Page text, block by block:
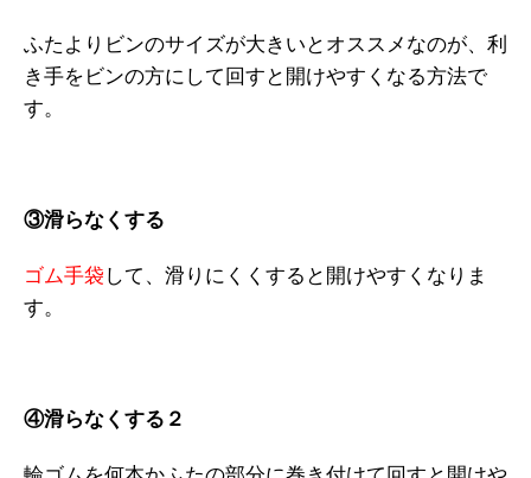
ふたよりビンのサイズが大きいとオススメなのが、利
き手をビンの方にして回すと開けやすくなる方法で
す。
③滑らなくする
ゴム手袋 して、滑りにくくすると開けやすくなりま
す。
④滑らなくする２